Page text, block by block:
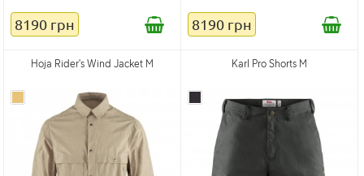
8190 грн 8190 грн
Hoja Rider's Wind Jacket M Karl Pro Shorts M